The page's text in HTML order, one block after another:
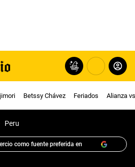
Betssy Chávez Feriados Alianza
Peru
como fuente preferida en